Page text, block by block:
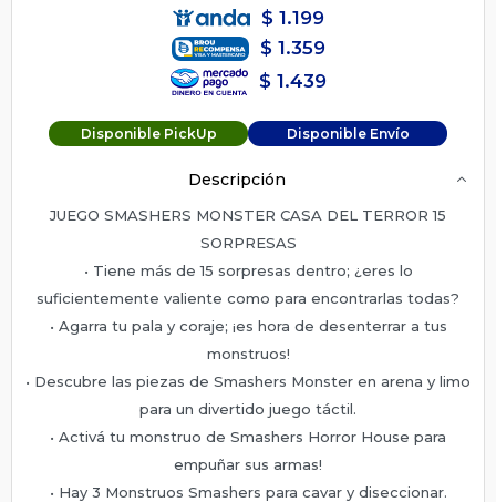
$ 1.199
$ 1.359
$ 1.439
Disponible PickUp Disponible Envío
Descripción
JUEGO SMASHERS MONSTER CASA DEL TERROR 15
SORPRESAS
• Tiene más de 15 sorpresas dentro; ¿eres lo
suficientemente valiente como para encontrarlas todas?
• Agarra tu pala y coraje; ¡es hora de desenterrar a tus
monstruos!
• Descubre las piezas de Smashers Monster en arena y limo
para un divertido juego táctil.
• Activá tu monstruo de Smashers Horror House para
empuñar sus armas!
• Hay 3 Monstruos Smashers para cavar y diseccionar.